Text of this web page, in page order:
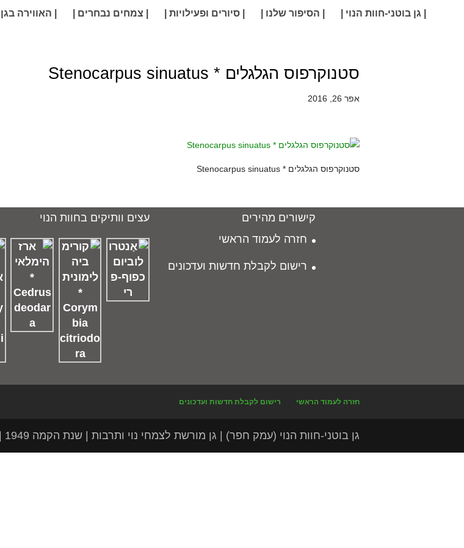
| גן בוטני-חוות הנוי | | הסיפור שלנו | | סיורים ופעילויות | | צמחים נבחרים | | האווירה בגן |
סטנוקרפוס הגלגלים * Stenocarpus sinuatus
אפר 26, 2016
סטנוקרפוס הגלגלים * Stenocarpus sinuatus
עצים וותיקים בחוות הנוי
קישורים מהירים
חזרה לעמוד הראשי
רישום לקבלת חדשות ועדכונים
חזרה לעמוד הראשי רישום לקבלת חדשות ועדכונים
גן בוטני-חוות הנוי (עמק חפר) | גן מורשת לצמחי נוי ותרבות | שנת הקמה 1949 | דוא"ל: